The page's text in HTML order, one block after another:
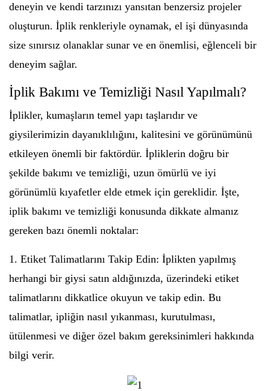
deneyin ve kendi tarzınızı yansıtan benzersiz projeler
oluşturun. İplik renkleriyle oynamak, el işi dünyasında
size sınırsız olanaklar sunar ve en önemlisi, eğlenceli bir
deneyim sağlar.
İplik Bakımı ve Temizliği Nasıl Yapılmalı?
İplikler, kumaşların temel yapı taşlarıdır ve
giysilerimizin dayanıklılığını, kalitesini ve görünümünü
etkileyen önemli bir faktördür. İpliklerin doğru bir
şekilde bakımı ve temizliği, uzun ömürlü ve iyi
görünümlü kıyafetler elde etmek için gereklidir. İşte,
iplik bakımı ve temizliği konusunda dikkate almanız
gereken bazı önemli noktalar:
1. Etiket Talimatlarını Takip Edin: İplikten yapılmış
herhangi bir giysi satın aldığınızda, üzerindeki etiket
talimatlarını dikkatlice okuyun ve takip edin. Bu
talimatlar, ipliğin nasıl yıkanması, kurutulması,
ütülenmesi ve diğer özel bakım gereksinimleri hakkında
bilgi verir.